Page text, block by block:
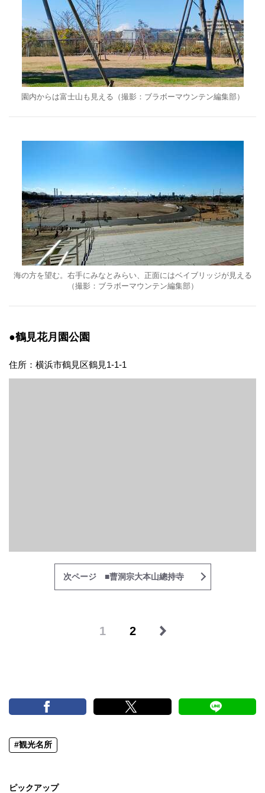
園内からは富士山も見える（撮影：ブラボーマウンテン編集部）
海の方を望む。右手にみなとみらい、正面にはベイブリッジが見える
（撮影：ブラボーマウンテン編集部）
●鶴見花月園公園
住所：横浜市鶴見区鶴見1-1-1
次ページ ■曹洞宗大本山總持寺
1 2
#観光名所
ピックアップ